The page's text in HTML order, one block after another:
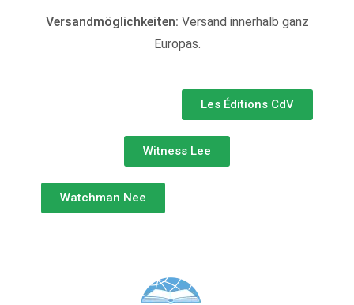
Versandmöglichkeiten: Versand innerhalb ganz
Europas.
Les Éditions CdV
Witness Lee
Watchman Nee